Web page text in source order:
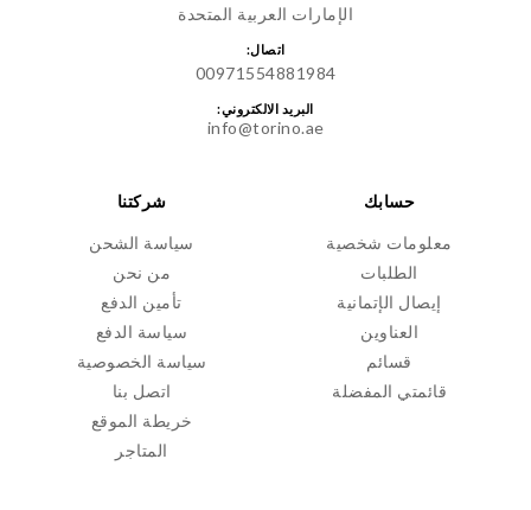
الإمارات العربية المتحدة
اتصال:
00971554881984
البريد الالكتروني:
info@torino.ae
حسابك
معلومات شخصية
الطلبات
إيصال الإتمانية
العناوين
قسائم
قائمتي المفضلة
شركتنا
سياسة الشحن
من نحن
تأمين الدفع
سياسة الدفع
سياسة الخصوصية
اتصل بنا
خريطة الموقع
المتاجر